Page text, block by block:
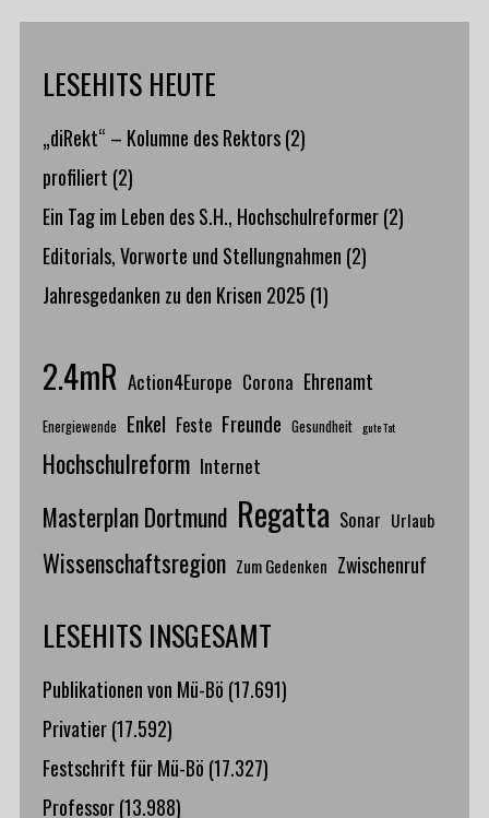
LESEHITS HEUTE
„diRekt“ – Kolumne des Rektors (2)
profiliert (2)
Ein Tag im Leben des S.H., Hochschulreformer (2)
Editorials, Vorworte und Stellungnahmen (2)
Jahresgedanken zu den Krisen 2025 (1)
2.4mR Action4Europe Corona Ehrenamt
Energiewende Enkel Feste Freunde Gesundheit gute Tat
Hochschulreform Internet
Masterplan Dortmund Regatta Sonar Urlaub
Wissenschaftsregion Zum Gedenken Zwischenruf
LESEHITS INSGESAMT
Publikationen von Mü-Bö (17.691)
Privatier (17.592)
Festschrift für Mü-Bö (17.327)
Professor (13.988)